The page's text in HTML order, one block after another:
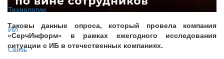
Технологии
ИИ
Связь
Таковы данные опроса, который провела компания
«СерчИнформ» в рамках ежегодного исследования
ситуации с ИБ в отечественных компаниях.